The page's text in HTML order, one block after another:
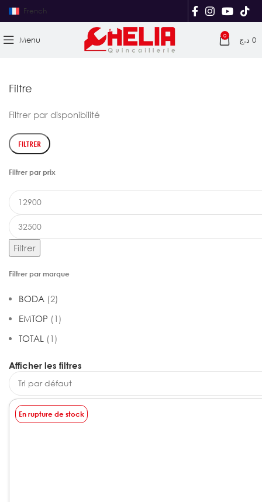
French
Menu 0 0 د.ج
Filtre
Filtrer par disponibilité
FILTRER
Filtrer par prix
Filtrer
Filtrer par marque
BODA (2)
EMTOP (1)
TOTAL (1)
Afficher les filtres
En rupture de stock